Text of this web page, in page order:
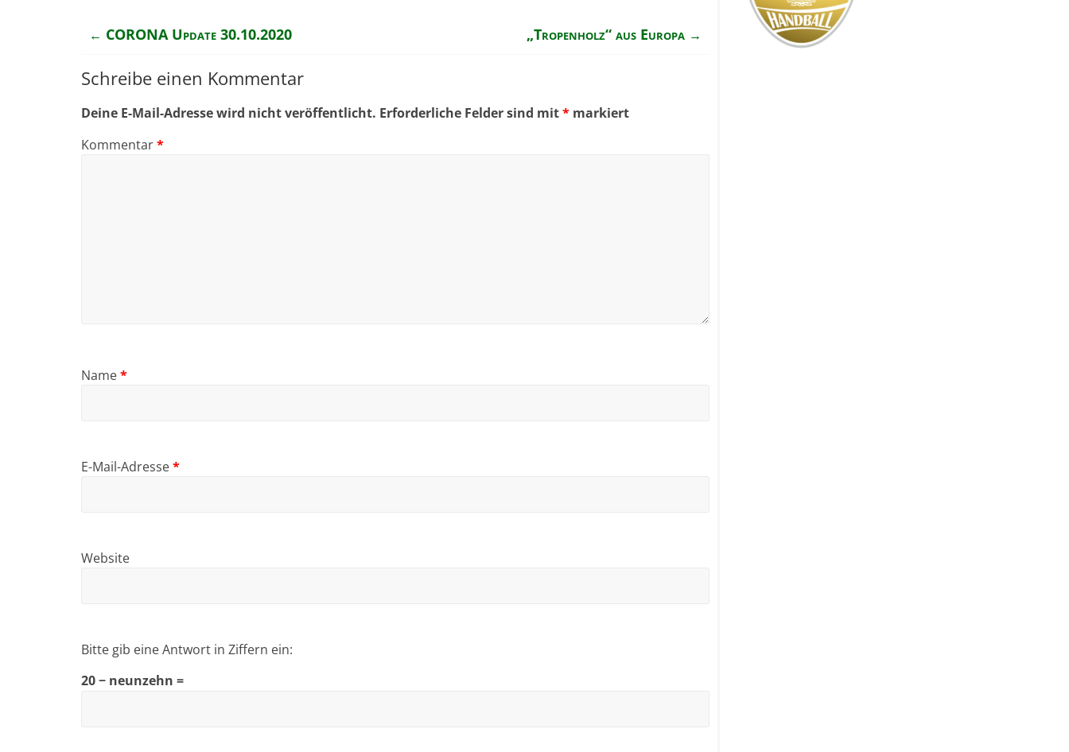
← CORONA Update 30.10.2020 „Tropenholz“ aus Europa →
Schreibe einen Kommentar
Deine E-Mail-Adresse wird nicht veröffentlicht. Erforderliche Felder sind mit* markiert
Kommentar*
Name*
E-Mail-Adresse*
Website
Bitte gib eine Antwort in Ziffern ein:
20 − neunzehn =